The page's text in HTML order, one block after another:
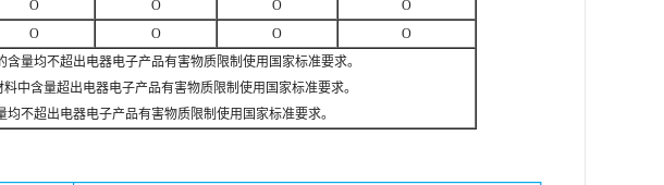
O O O
O
O O O
O
量均不超出电器电子产品有害物质限制使用国家标准要求。
含量超出电器电子产品有害物质限制使用国家标准要求。
不超出电器电子产品有害物质限制使用国家标准要求。